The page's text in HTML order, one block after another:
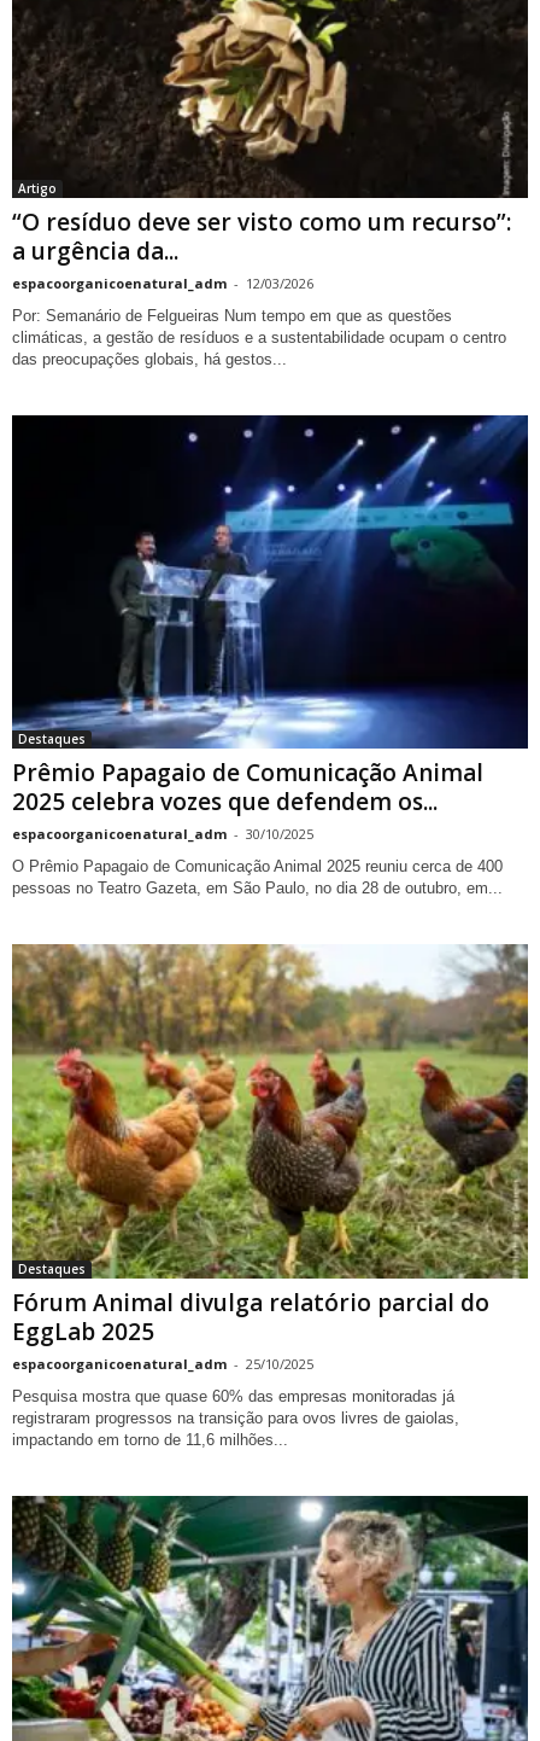
Artigo
“O resíduo deve ser visto como um recurso”:
a urgência da...
espacoorganicoenatural_adm - 12/03/2026
Por: Semanário de Felgueiras Num tempo em que as questões
climáticas, a gestão de resíduos e a sustentabilidade ocupam o centro
das preocupações globais, há gestos...
Destaques
Prêmio Papagaio de Comunicação Animal
2025 celebra vozes que defendem os...
espacoorganicoenatural_adm - 30/10/2025
O Prêmio Papagaio de Comunicação Animal 2025 reuniu cerca de 400
pessoas no Teatro Gazeta, em São Paulo, no dia 28 de outubro, em...
Destaques
Fórum Animal divulga relatório parcial do
EggLab 2025
espacoorganicoenatural_adm - 25/10/2025
Pesquisa mostra que quase 60% das empresas monitoradas já
registraram progressos na transição para ovos livres de gaiolas,
impactando em torno de 11,6 milhões...